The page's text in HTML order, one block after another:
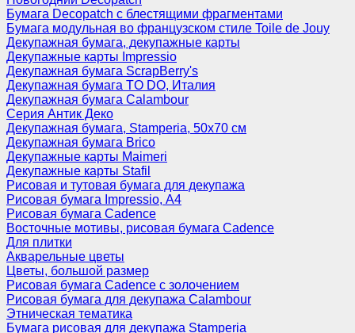
Бумага Decopatch с блестящими фрагментами
Бумага модульная во французском стиле Toile de Jouy
Декупажная бумага, декупажные карты
Декупажные карты Impressio
Декупажная бумага ScrapBerry's
Декупажная бумага TO DO, Италия
Декупажная бумага Calambour
Серия Антик Деко
Декупажная бумага, Stamperia, 50х70 см
Декупажная бумага Brico
Декупажные карты Maimeri
Декупажные карты Stafil
Рисовая и тутовая бумага для декупажа
Рисовая бумага Impressio, А4
Рисовая бумага Cadence
Восточные мотивы, рисовая бумага Cadence
Для плитки
Акварельные цветы
Цветы, большой размер
Рисовая бумага Cadence c золочением
Рисовая бумага для декупажа Calambour
Этническая тематика
Бумага рисовая для декупажа Stamperia